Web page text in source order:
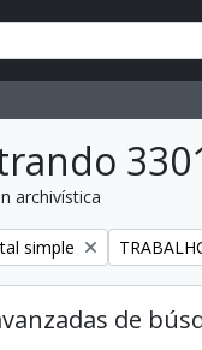
archivística
simple Remove
de